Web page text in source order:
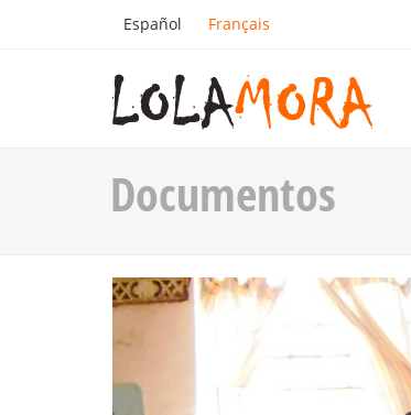
Español Français
Documentos